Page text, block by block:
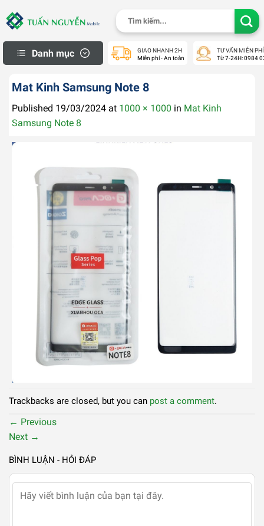
to
Tìm
Danh mục
Macbook cũ
Apple Watch cũ
Laptop cũ
Máy Ảnh Cũ
Máy PS Cũ
Khách Hàng
Mua Hàng Trả Góp
Check Bảo Hành
GIAO NHANH 2H
Miễn phí - An toàn
TƯ VẤN MIỄN PHÍ
Từ 7-24H: 0984
Mat Kinh Samsung Note 8
Published 19/03/2024 at 1000 × 1000 in Mat Kinh
Samsung Note 8
Trackbacks are closed, but you can post a comment.
← Previous
Next →
BÌNH LUẬN - HỎI ĐÁP